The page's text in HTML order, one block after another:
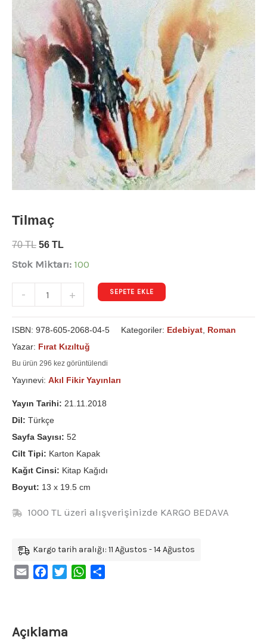
Tilmaç
70TL 56 TL
Stok Miktarı: 100
- + SEPETE EKLE
ISBN: 978-605-2068-04-5 Kategoriler: Edebiyat Roman
Yazar: Fırat Kızıltuğ
Bu ürün 296 kez görüntülendi
Yayınevi: Akıl Fikir Yayınları
Yayın Tarihi: 21.11.2018
Dil: Türkçe
Sayfa Sayısı: 52
Cilt Tipi: Karton Kapak
Kağıt Cinsi: Kitap Kağıdı
Boyut: 13 x 19.5 cm
1000 TL üzeri alışverişinizde KARGO BEDAVA
Kargo tarih aralığı: 11 Ağustos - 14 Ağustos
Email FacebookTwitterWhatsApp
Açıklama